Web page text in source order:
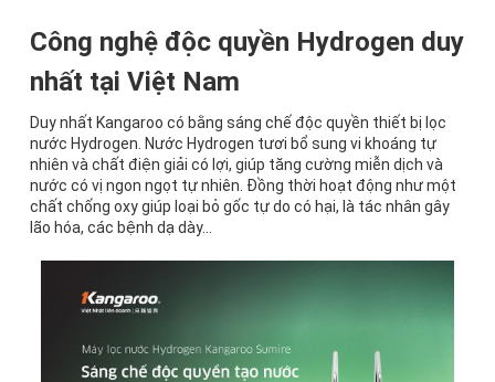
Công nghệ độc quyền Hydrogen duy
nhất tại Việt Nam
Duy nhất Kangaroo có bằng sáng chế độc quyền thiết bị lọc
nước Hydrogen. Nước Hydrogen tươi bổ sung vi khoáng tự
nhiên và chất điện giải có lợi, giúp tăng cường miễn dịch và
nước có vị ngon ngọt tự nhiên. Đồng thời hoạt động như một
chất chống oxy giúp loại bỏ gốc tự do có hại, là tác nhân gây
lão hóa, các bệnh dạ dày…